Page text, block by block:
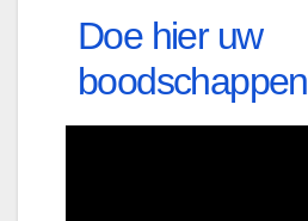
Doe hier uw
boodschappen